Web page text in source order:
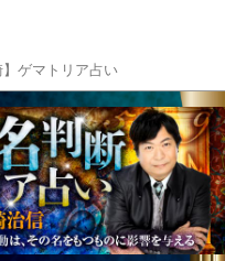
ゲマトリア占い